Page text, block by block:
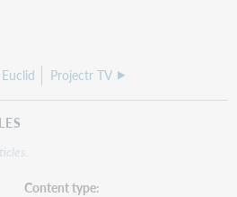
Projectr TV
Content type